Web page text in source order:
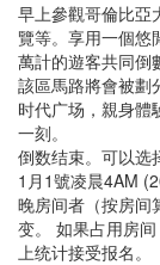
早上參觀哥倫比亞
覽等。享用一個悠
萬計的遊客共同倒
該區馬路將會被劃
时代广场，親身體
一刻。
倒数结束。可以选
1月1號凌晨4AM
晚房间者（按房间
变。 如果占用房
上统计接受报名。